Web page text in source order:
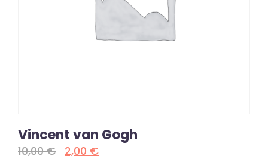
Vincent van Gogh
10,00€ 2,00 €